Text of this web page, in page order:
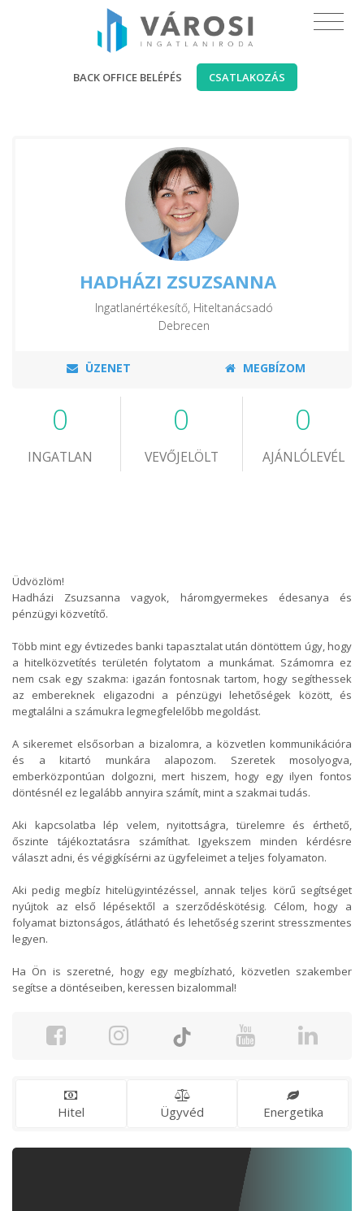
BACK OFFICE BELÉPÉS CSATLAKOZÁS
HADHÁZI ZSUZSANNA
Ingatlanértékesítő, Hiteltanácsadó
Debrecen
ÜZENET MEGBÍZOM
0
INGATLAN
0
VEVŐJELÖLT
0
AJÁNLÓLEVÉL
Üdvözlöm!
Hadházi Zsuzsanna vagyok, háromgyermekes édesanya és
pénzügyi közvetítő.
Több mint egy évtizedes banki tapasztalat után döntöttem úgy, hogy
a hitelközvetítés területén folytatom a munkámat. Számomra ez
nem csak egy szakma: igazán fontosnak tartom, hogy segíthessek
az embereknek eligazodni a pénzügyi lehetőségek között, és
megtalálni a számukra legmegfelelőbb megoldást.
A sikeremet elsősorban a bizalomra, a közvetlen kommunikációra
és a kitartó munkára alapozom. Szeretek mosolyogva,
emberközpontúan dolgozni, mert hiszem, hogy egy ilyen fontos
döntésnél ez legalább annyira számít, mint a szakmai tudás.
Aki kapcsolatba lép velem, nyitottságra, türelemre és érthető,
őszinte tájékoztatásra számíthat. Igyekszem minden kérdésre
választ adni, és végigkísérni az ügyfeleimet a teljes folyamaton.
Aki pedig megbíz hitelügyintézéssel, annak teljes körű segítséget
nyújtok az első lépésektől a szerződéskötésig. Célom, hogy a
folyamat biztonságos, átlátható és lehetőség szerint stresszmentes
legyen.
Ha Ön is szeretné, hogy egy megbízható, közvetlen szakember
segítse a döntéseiben, keressen bizalommal!
Hitel Ügyvéd Energetika